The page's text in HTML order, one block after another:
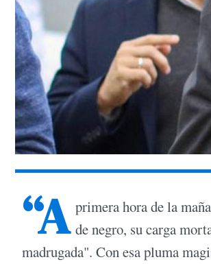
“A primera hora de la
de negro, su carga
madrugada". Con esa pluma